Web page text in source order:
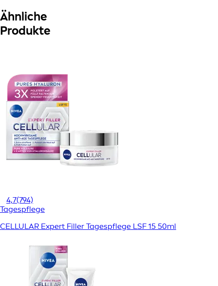
Ähnliche
Produkte
4,7(794)
Tagespflege
CELLULAR Expert Filler Tagespflege LSF 15 50ml